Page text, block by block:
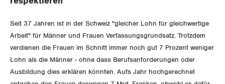
Überbrückungsleistung
Ergänzungsleistungen
Invalidenversicherung
Verkehr
Post
Energie und Umwelt
Kommunikation und Medien
Gleichstellung von Frauen und Männern
Gleichstellung von LGBTI
Seit 37 Jahren ist in der Schweiz "gleicher Lohn für gleichwertige
Arbeit" für Männer und Frauen Verfassungsgrundsatz. Trotzdem
verdienen die Frauen im Schnitt immer noch gut 7 Prozent weniger
Lohn als die Männer - ohne dass Berufsanforderungen oder
Ausbildung dies erklären könnten. Aufs Jahr hochgerechnet